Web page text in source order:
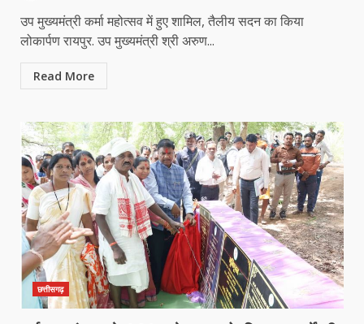
उप मुख्यमंत्री कर्मा महोत्सव में हुए शामिल, तैलीय सदन का किया
लोकार्पण रायपुर. उप मुख्यमंत्री श्री अरुण...
Read More
छत्तीसगढ़